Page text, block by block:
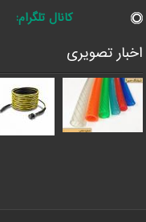
کانال تلگرام:
اخبار تصویری